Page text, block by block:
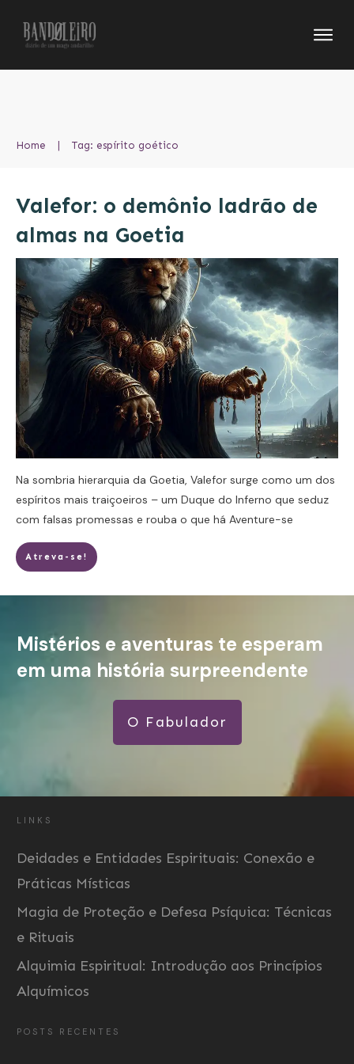
Home | Tag: espírito goético
Valefor: o demônio ladrão de
almas na Goetia
Na sombria hierarquia da Goetia, Valefor surge como um dos
espíritos mais traiçoeiros – um Duque do Inferno que seduz
com falsas promessas e rouba o que há Aventure-se
Atreva-se!
Mistérios e aventuras te esperam
em uma história surpreendente
O Fabulador
POSTS RECENTES
LINKS
Deidades e Entidades Espirituais: Conexão e
Práticas Místicas
Magia de Proteção e Defesa Psíquica: Técnicas
e Rituais
Alquimia Espiritual: Introdução aos Princípios
Alquímicos